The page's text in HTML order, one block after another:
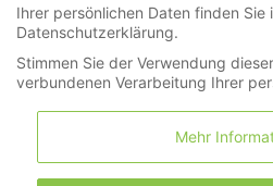
Nach Hersteller
Ihrer persönlichen Daten finden Sie
Datenschutzerklärung.
Stimmen Sie der Verwendung
verbundenen Verarbeitung Ihrer
Mehr